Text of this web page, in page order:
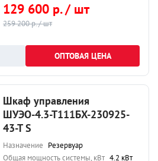
129 600 р. / шт
259 200 р. / шт
ОПТОВАЯ ЦЕНА
Шкаф управления
ШУЭО-4.3-Т111БХ-230925-
43-Т S
Назначение Резервуар
Общая мощность системы, кВт 4.2 кВт